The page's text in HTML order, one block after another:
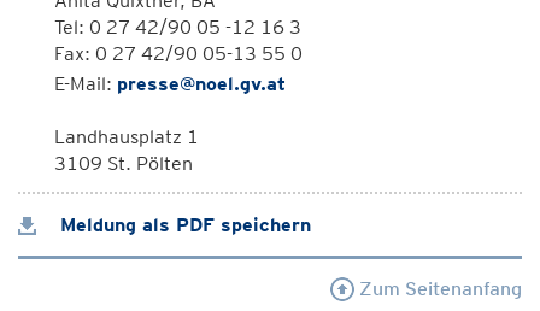
Tel: 0 27 42/90 05 -12 16 3
Fax: 0 27 42/90 05-13 55 0
E-Mail: presse@noel.gv.at
Landhausplatz 1
3109 St. Pölten
Meldung als PDF speichern
Zum Seitenanfang